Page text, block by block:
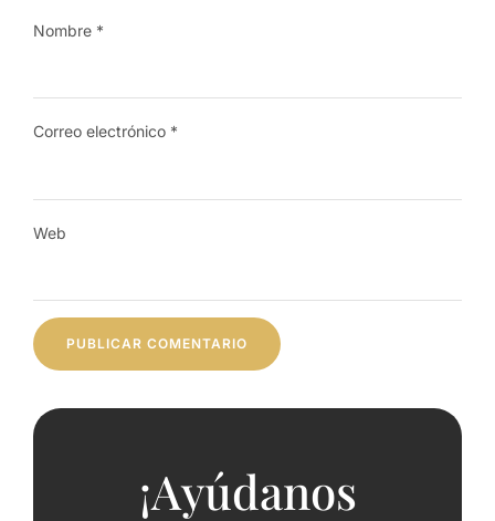
Nombre *
Correo electrónico *
Web
¡Ayúdanos